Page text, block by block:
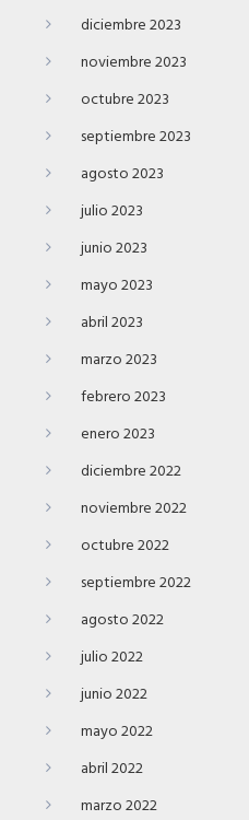
diciembre 2023
noviembre 2023
octubre 2023
septiembre 2023
agosto 2023
julio 2023
junio 2023
mayo 2023
abril 2023
marzo 2023
febrero 2023
enero 2023
diciembre 2022
noviembre 2022
octubre 2022
septiembre 2022
agosto 2022
julio 2022
junio 2022
mayo 2022
abril 2022
marzo 2022